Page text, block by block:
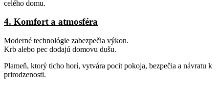
celého domu.
4. Komfort a atmosféra
Moderné technológie zabezpečia výkon.
Krb alebo pec dodajú domovu dušu.
Plameň, ktorý ticho horí, vytvára pocit pokoja, bezpečia a návratu k
prirodzenosti.